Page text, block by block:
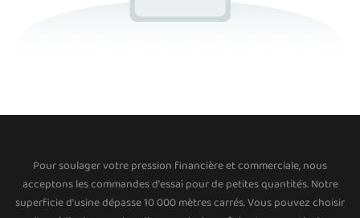
Pour soulager votre pression financière et commerciale, nous
acceptons les commandes d'essai pour de petites quantités. Notre
superficie d'usine dépasse 10 000 mètres carrés. Vous pouvez choisir